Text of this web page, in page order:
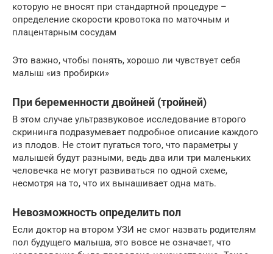
которую не вносят при стандартной процедуре –
определение скорости кровотока по маточным и
плацентарным сосудам
Это важно, чтобы понять, хорошо ли чувствует себя
малыш «из пробирки»
При беременности двойней (тройней)
В этом случае ультразвуковое исследование второго
скрининга подразумевает подробное описание каждого
из плодов. Не стоит пугаться того, что параметры у
малышей будут разными, ведь два или три маленьких
человечка не могут развиваться по одной схеме,
несмотря на то, что их вынашивает одна мать.
Невозможность определить пол
Если доктор на втором УЗИ не смог назвать родителям
пол будущего малыша, это вовсе не означает, что